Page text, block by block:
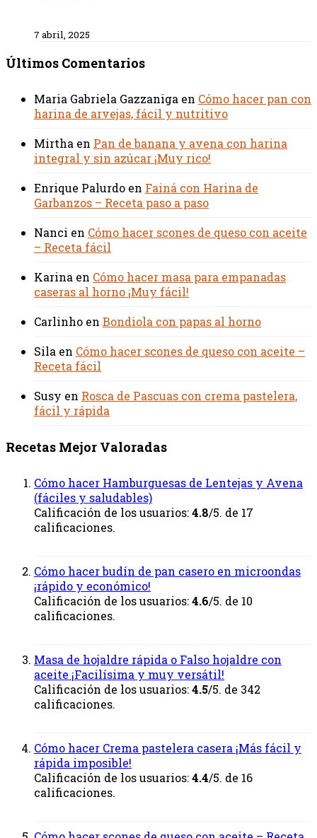
7 abril, 2025
Últimos Comentarios
Maria Gabriela Gazzaniga en Cómo hacer pan con
harina de arvejas, fácil y nutritivo
Mirtha en Pan de banana y avena con harina
integral y sin azúcar ¡Muy rico!
Enrique Palurdo en Fainá con Harina de
Garbanzos – Receta paso a paso
Nanci en Cómo hacer scones de queso con aceite
– Receta fácil
Karina en Cómo hacer masa para empanadas
caseras al horno ¡Muy fácil!
Carlinho en Bondiola con papas al horno
Sila en Cómo hacer scones de queso con aceite –
Receta fácil
Susy en Rosca de Pascuas con crema pastelera,
fácil y rápida
Recetas Mejor Valoradas
Cómo hacer Hamburguesas de Lentejas y Avena
(fáciles y saludables)
Calificación de los usuarios:4.8/5. de 17
calificaciones.
Cómo hacer budín de pan casero en microondas
¡rápido y económico!
Calificación de los usuarios:4.6/5. de 10
calificaciones.
Masa de hojaldre rápida o Falso hojaldre con
aceite ¡Facilísima y muy versátil!
Calificación de los usuarios:4.5/5. de 342
calificaciones.
Cómo hacer Crema pastelera casera ¡Más fácil y
rápida imposible!
Calificación de los usuarios:4.4/5. de 16
calificaciones.